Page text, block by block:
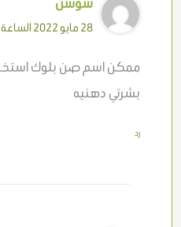
28 مايو 2022 الساعة 5:54 مساءً
ممكن اسم صن بلوك
بشرتي دهنيه
رد